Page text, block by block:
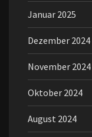
Januar 2025
Dezember 2024
November 2024
Oktober 2024
August 2024